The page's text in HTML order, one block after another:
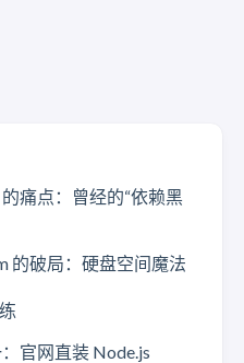
的痛点：曾经的“依赖黑
的破局：硬盘空间魔法
官网直装 Node.js